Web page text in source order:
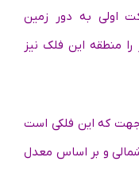
اولی به دور زمین
را منطقه این فلک نیز
جهت که این فلکی است
و بر اساس معدل